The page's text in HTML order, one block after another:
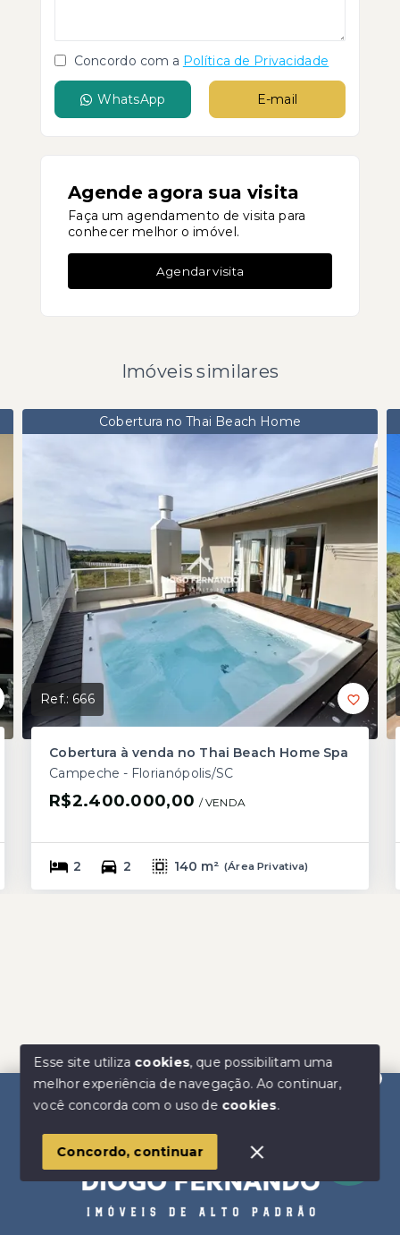
Concordo com a Política de Privacidade
WhatsApp E-mail
Agende agora sua visita
Faça um agendamento de visita para
conhecer melhor o imóvel.
Agendar visita
Imóveis similares
Cobertura no Thai Beach Home
Ref.: 666
Cobertura à venda no Thai Beach Home Spa
Campeche - Florianópolis/SC
R$2.400.000,00 / VENDA
2 2 140 m² (Área Privativa)
Olá! Estamos disponíveis para te ajudar.
Esse site utiliza cookies, que possibilitam uma
melhor experiência de navegação.Ao continuar,
você concorda com o uso de cookies.
Concordo, continuar